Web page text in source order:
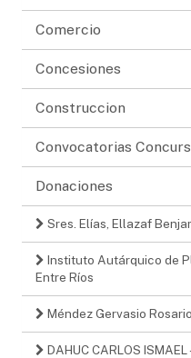
Comercio
Concesiones
Construccion
Convocatorias
Donaciones
Sres. Elías, Ellazaf
Instituto Autárquico de
Entre Ríos
Méndez Gervasio Rosario
DAHUC CARLOS ISMAEL